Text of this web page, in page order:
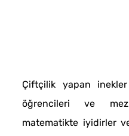
Çiftçilik yapan
öğrencileri ve
matematikte iyidirler